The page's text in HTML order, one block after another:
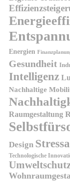
Energien
Gesundheit
Intelligenz
Nachhaltige
Raumgestaltung
Design
Technologische